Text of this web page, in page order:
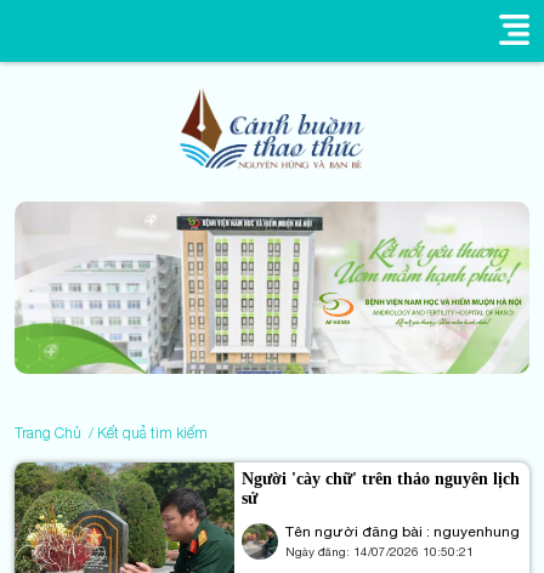
Trang Chủ Kết quả tìm kiếm
Người 'cày chữ' trên thảo nguyên lịch
sử
Tên người đăng bài : nguyenhung
Ngày đăng: 14/07/2026 10:50:21